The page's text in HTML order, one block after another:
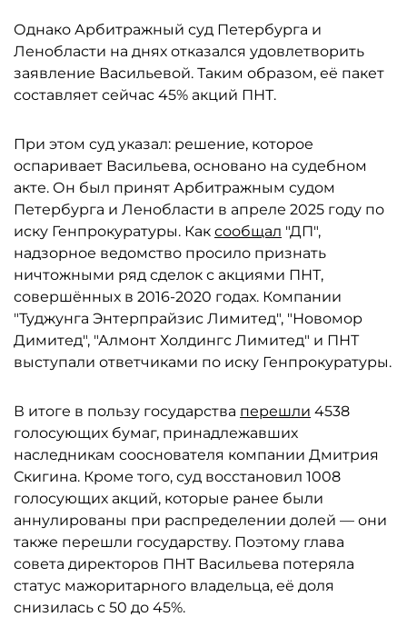
Однако Арбитражный суд Петербурга и
Ленобласти на днях отказался удовлетворить
заявление Васильевой. Таким образом, её пакет
составляет сейчас 45% акций ПНТ.
При этом суд указал: решение, которое
оспаривает Васильева, основано на судебном
акте. Он был принят Арбитражным судом
Петербурга и Ленобласти в апреле 2025 году по
иску Генпрокуратуры. Как сообщал "ДП",
надзорное ведомство просило признать
ничтожными ряд сделок с акциями ПНТ,
совершённых в 2016-2020 годах. Компании
"Туджунга Энтерпрайзис Лимитед", "Новомор
Димитед", "Алмонт Холдингс Лимитед" и ПНТ
выступали ответчиками по иску Генпрокуратуры.
В итоге в пользу государства перешли 4538
голосующих бумаг, принадлежавших
наследникам сооснователя компании Дмитрия
Скигина. Кроме того, суд восстановил 1008
голосующих акций, которые ранее были
аннулированы при распределении долей — они
также перешли государству. Поэтому глава
совета директоров ПНТ Васильева потеряла
статус мажоритарного владельца, её доля
снизилась с 50 до 45%.